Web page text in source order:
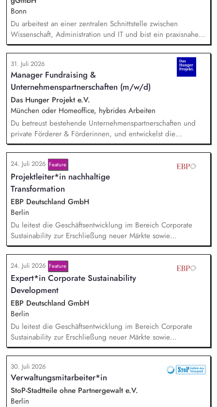
Bonn
Du arbeitest an einer zentralen Schnittstelle zwischen
Wissenschaft, Administration und IT und bist ein praxisnaher
Allrounder in den verschiedenen Themenbereichen. In dieser
Rolle betreust Du unsere Bibliothek, entwickelst unser
Forschungsinformationssystem (FIS) und das institutionelle
Forschungsdatenmanagement (FDM) weiter. Du sicherst die
Qualität und Nachvollziehbarkeit von
Forschungsinformationen und unterstützt durch Analysen,
Kennzahlen und Berichte die strategische Steuerung des
Instituts.
31. Juli 2026
Manager Fundraising &
Unternehmenspartnerschaften (m/w/d)
Das Hunger Projekt e.V.
München oder Homeoffice, hybrides Arbeiten
Du betreust bestehende Unternehmenspartnerschaften und
private Förderer & Förderinnen, und entwickelst die
Zusammenarbeit systematisch weiter. Du identifizierst neue
Unternehmen und Förderer & Förderinnen und sprichst sie
aktiv an. Du planst und setzt Fundraising-Maßnahmen
eigenständig um und verfolgst deren Ergebnisse. Du
arbeitest eng mit der Landesdirektion, dem Marketing und
unseren Programmkollegen zusammen.
24. Juli 2026 Feature
Projektleiter*in nachhaltige
Transformation
EBP Deutschland GmbH
Berlin
Du leitest die Geschäftsentwicklung im Bereich Corporate
Sustainability zur Erschließung neuer Märkte sowie
Entwicklung von Geschäftsmodellen. Dabei arbeitest du eng
mit einem bestehenden Team zusammen und entwickelst
dieses gemeinsam mit erfahrenen Projektleiter*innen weiter.
Zu Deinen Aufgaben gehören vor allem:
Strategieentwicklung: Entwurf und Umsetzung von
Wachstumsstrategie und Geschäftsmodellen, Trendanalysen:
Frühzeitige Identifikation von Branchen- und
Regulatoriktrends, Partnermanagement: Aufbau von
strategischen Partnerschaften, Kooperationen und
Netzwerken, Akquisition von Aufträgen, Neukunden und
Projekten.
24. Juli 2026 Feature
Expert*in Corporate Sustainability
Development
EBP Deutschland GmbH
Berlin
Du leitest die Geschäftsentwicklung im Bereich Corporate
Sustainability zur Erschließung neuer Märkte sowie
Entwicklung von Geschäftsmodellen. Dabei arbeitest du eng
mit einem bestehenden Team zusammen und entwickelst
dieses gemeinsam mit erfahrenen Projektleiter*innen weiter.
Zu Deinen Aufgaben gehören vor allem:
Strategieentwicklung, Trendanalysen, Partnermanagement
sowie Akquisition von Aufträgen, Neukunden und Projekten.
30. Juli 2026
Verwaltungsmitarbeiter*in
StoP-Stadtteile ohne Partnergewalt e.V.
Berlin